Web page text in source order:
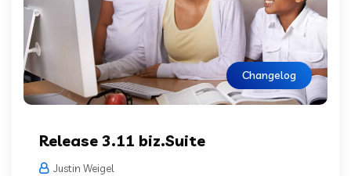
Changelog
Release 3.11 biz.Suite
Justin Weigel